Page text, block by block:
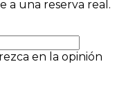
a una reserva real.
en la opinión